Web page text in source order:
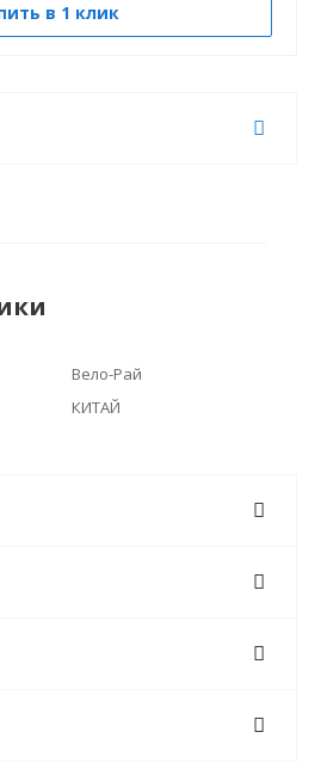
в 1 клик
Вело-Рай
КИТАЙ